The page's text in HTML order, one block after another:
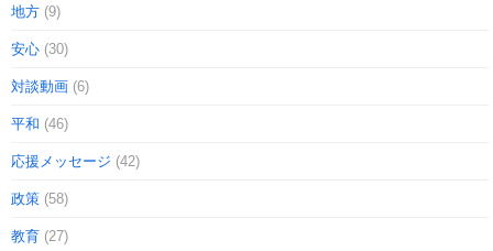
地方 (9)
安心 (30)
対談動画 (6)
平和 (46)
応援メッセージ (42)
政策 (58)
教育 (27)